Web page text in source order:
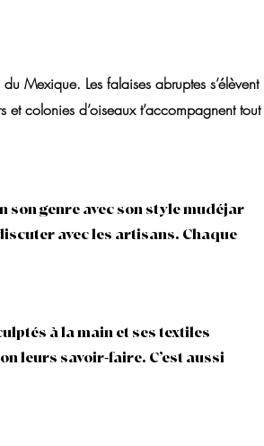
Mexique. Les falaises abruptes s’élèvent
colonies d’oiseaux t’accompagnent tout
son genre avec son style mudéjar
avec les artisans. Chaque
à la main et ses textiles
leurs savoir-faire. C’est aussi